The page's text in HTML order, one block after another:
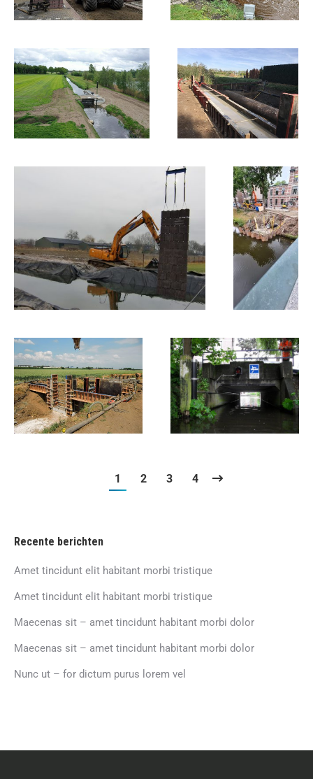
1 2 3 4
Recente berichten
Amet tincidunt elit habitant morbi tristique
Amet tincidunt elit habitant morbi tristique
Maecenas sit – amet tincidunt habitant morbi dolor
Maecenas sit – amet tincidunt habitant morbi dolor
Nunc ut – for dictum purus lorem vel